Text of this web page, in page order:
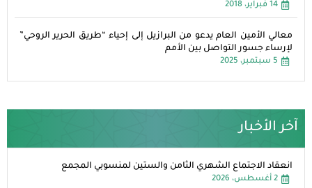
14 فبراير، 2018
معالي الأمين العام يدعو من البرازيل إلى إحياء “طريق الحرير الروحي”
لإرساء جسور التواصل بين الأمم
5 سبتمبر، 2025
آخر الأخبار
انعقاد الاجتماع الشهري الثامن والستين لمنسوبي المجمع
2 أغسطس، 2026